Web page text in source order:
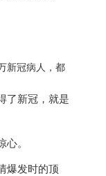
新冠病人，都
了新冠，就是
。
爆发时的顶